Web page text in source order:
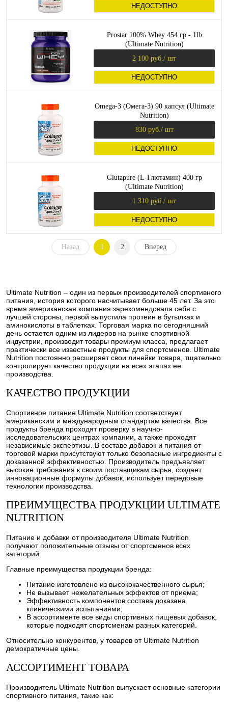
НЕДОСТУПНО
Prostar 100% Whey 454 гр - 1lb
(Ultimate Nutrition)
2 100 руб. / шт
НЕДОСТУПНО
Omega-3 (Омега-3) 90 капсул (Ultimate
Nutrition)
830 руб. / шт
НЕДОСТУПНО
Glutapure (L-Глютамин) 400 гр
(Ultimate Nutrition)
1 310 руб. / шт
НЕДОСТУПНО
Назад 1 2 Вперед
Ultimate Nutrition – один из первых производителей спортивного
питания, история которого насчитывает больше 45 лет. За это
время американская компания зарекомендовала себя с
лучшей стороны, первой выпустила протеин в бутылках и
аминокислоты в таблетках. Торговая марка по сегодняшний
день остается одним из лидеров на рынке спортивной
индустрии, производит товары премиум класса, предлагает
практически все известные продукты для спортсменов. Ultimate
Nutrition постоянно расширяет свои линейки товара, тщательно
контролирует качество продукции на всех этапах ее
производства.
КАЧЕСТВО ПРОДУКЦИИ
Спортивное питание Ultimate Nutrition соответствует
американским и международным стандартам качества. Все
продукты бренда проходят проверку в научно-
исследовательских центрах компании, а также проходят
независимые экспертизы. В составе добавок и питания от
торговой марки присутствуют только безопасные ингредиенты с
доказанной эффективностью. Производитель предъявляет
высокие требования к своим поставщикам сырья, создает
инновационные формулы добавок, использует передовые
технологии производства.
ПРЕИМУЩЕСТВА ПРОДУКЦИИ ULTIMATE
NUTRITION
Питание и добавки от производителя Ultimate Nutrition
получают положительные отзывы от спортсменов всех
категорий.
Главные преимущества продукции бренда:
Питание изготовлено из высококачественного сырья;
Не вызывает нежелательных эффектов от приема;
Эффективность компонентов состава доказана
клиническими испытаниями;
В ассортименте все виды спортивных пищевых добавок,
которые подходят спортсменам разных категорий.
Относительно конкурентов, у товаров от Ultimate Nutrition
демократичные цены.
АССОРТИМЕНТ ТОВАРА
Производитель Ultimate Nutrition выпускает основные категории
спортивного питания, такие как: